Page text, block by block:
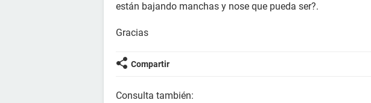
están bajando manchas y nose que pueda ser?.
Gracias
Compartir
Consulta también: